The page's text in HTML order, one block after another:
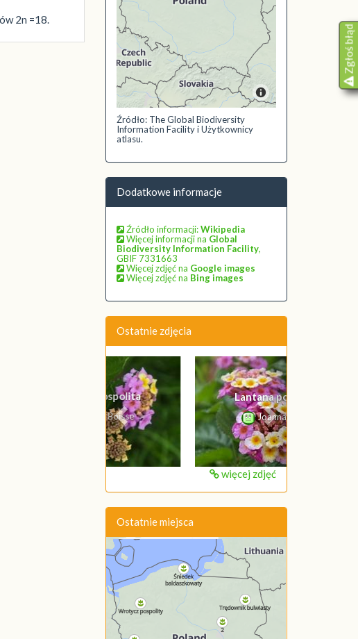
2n =18.
Źródło: The Global Biodiversity
Information Facility i Użytkownicy
atlasu.
Dodatkowe informacje
Źródło informacji:Wikipedia
Więcej informacji na Global
Biodiversity Information Facility,
GBIF 7331663
Więcej zdjęć na Google images
Więcej zdjęć na Bing images
Ostatnie zdjęcia
Lantana pospolita
Joanna Boisse
Poprzednie Następne
więcej zdjęć
Ostatnie miejsca
Zgłoś błąd